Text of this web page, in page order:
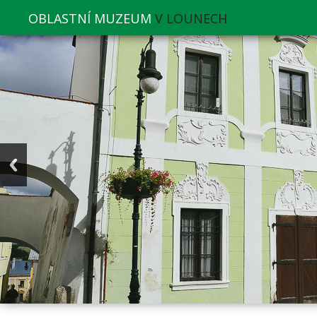
OBLASTNÍ MUZEUM V LOUNECH